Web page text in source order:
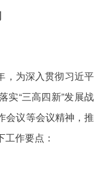
，为深入贯彻习近平
实“三高四新”发展战
会议等会议精神，推
作要点：